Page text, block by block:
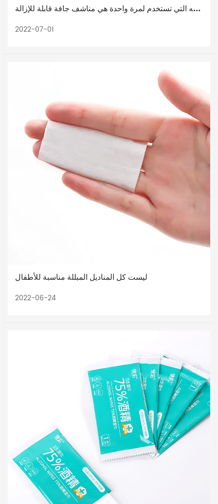
منشفة الوجه التي تستخدم لمرة واحدة هي مناشف جافة قابلة للإزالة
2022-07-01
ليست كل المناديل المبللة مناسبة للأطفال
2022-06-24